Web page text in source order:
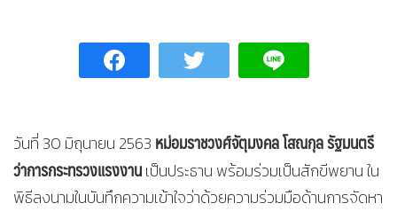
วันที่ 30 มิถุนายน 2563 หม่อมราชวงศ์จัตุมงคล โสณกุล รัฐมนตรี
ว่าการกระทรวงแรงงานเป็นประธาน พร้อมร่วมเป็นสักขีพยาน ใน
พิธีลงนามในบันทึกความเข้าใจว่าด้วยความร่วมมือด้านการจัดหา